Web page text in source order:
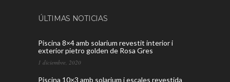
ÚLTIMAS NOTICIAS
Piscina 8×4 amb solarium revestit interior i
exterior pietro golden de Rosa Gres
1 diciembre, 2020
Piscina 10×3 amb solarium i escales revestida